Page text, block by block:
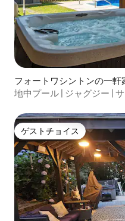
フォートワシントンの一軒
地中プール | ジャグジー |
ゲストチョイス
ゲストチョイス